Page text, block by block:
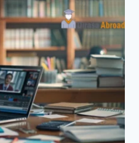
(البكالوريوس
والدبلوم
المتوسط):
شروط
القبول،
إجراءات
التقديم
والرسوم